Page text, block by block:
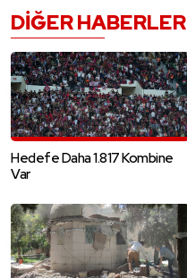
DIĞER HABERLER
Hedefe Daha 1.817 Kombine
Var